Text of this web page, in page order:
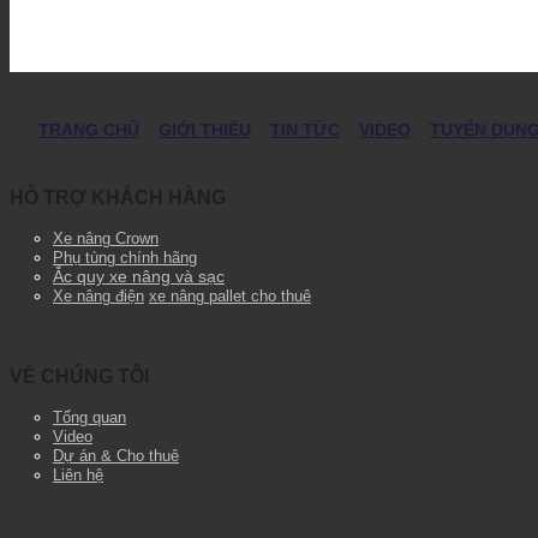
TRANG CHỦ GIỚI THIỆU TIN TỨC VIDEO TUYỂN DỤNG
Xe nâng Crown
Phụ tùng chính hãng
Ắc quy xe nâng và sạc
Xe nâng điện xe nâng pallet cho thuê
Tổng quan
Video
Dự án & Cho thuê
Liên hệ